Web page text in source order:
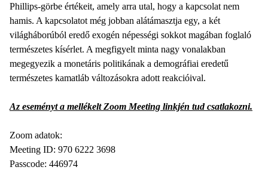
Phillips-görbe értékeit, amely arra utal, hogy a kapcsolat nem
hamis. A kapcsolatot még jobban alátámasztja egy, a két
világháborúból eredő exogén népességi sokkot magában foglaló
természetes kísérlet. A megfigyelt minta nagy vonalakban
megegyezik a monetáris politikának a demográfiai eredetű
természetes kamatláb változásokra adott reakcióival.
Az eseményt a mellékelt Zoom Meeting linkjén tud csatlakozni.
Zoom adatok:
Meeting ID: 970 6222 3698
Passcode: 446974